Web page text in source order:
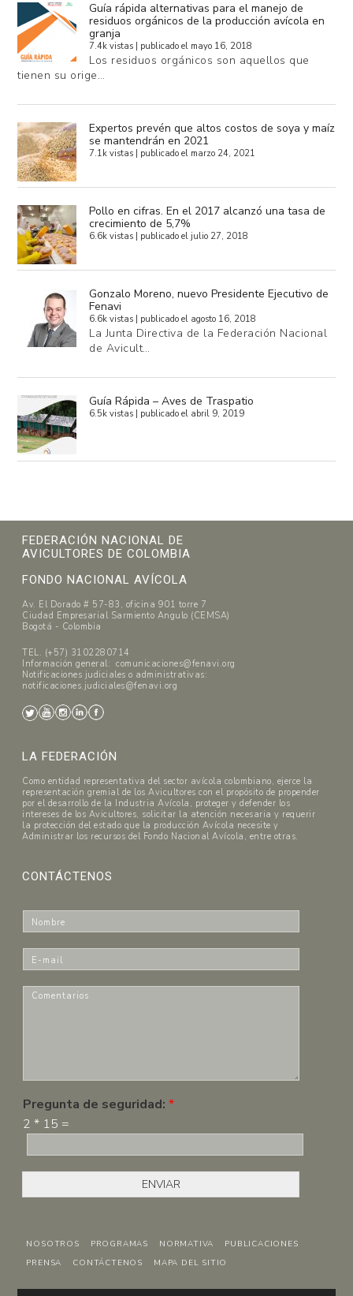
Guía rápida alternativas para el manejo de
residuos orgánicos de la producción avícola en
granja
7.4k vistas publicado el mayo 16, 2018
Los residuos orgánicos son aquellos que
tienen su orige…
Expertos prevén que altos costos de soya y maíz
se mantendrán en 2021
7.1k vistas publicado el marzo 24, 2021
Pollo en cifras. En el 2017 alcanzó una tasa de
crecimiento de 5,7%
6.6k vistas publicado el julio 27, 2018
Gonzalo Moreno, nuevo Presidente Ejecutivo de
Fenavi
6.6k vistas publicado el agosto 16, 2018
La Junta Directiva de la Federación Nacional
de Avicult…
Guía Rápida – Aves de Traspatio
6.5k vistas publicado el abril 9, 2019
FEDERACIÓN NACIONAL DE
AVICULTORES DE COLOMBIA
FONDO NACIONAL AVÍCOLA
Av. El Dorado # 57-83, oficina 901 torre 7
Ciudad Empresarial Sarmiento Angulo (CEMSA)
Bogotá - Colombia
TEL. (+57) 3102280714
Información general: comunicaciones@fenavi.org
Notificaciones judiciales o administrativas:
notificaciones.judiciales@fenavi.org
LA FEDERACIÓN
Como entidad representativa del sector avícola colombiano, ejerce la
representación gremial de los Avicultores con el propósito de propender
por el desarrollo de la Industria Avícola, proteger y defender los
intereses de los Avicultores, solicitar la atención necesaria y requerir
la protección del estado que la producción Avícola necesite y
Administrar los recursos del Fondo Nacional Avícola, entre otras.
CONTÁCTENOS
o
m
-
m
r
i
o
s
Pregunta de seguridad:*
2 * 15 =
ENVIAR
NOSOTROS PROGRAMAS NORMATIVA
PUBLICACIONES
PRENSA
CONTÁCTENOS MAPA DEL SITIO